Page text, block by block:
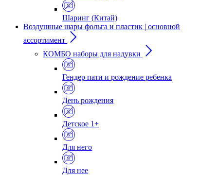
Шаринг (Китай)
Воздушные шары фольга и пластик | основной
ассортимент
КОМБО наборы для надувки
Гендер пати и рождение ребенка
День рождения
Детское 1+
Для него
Для нее